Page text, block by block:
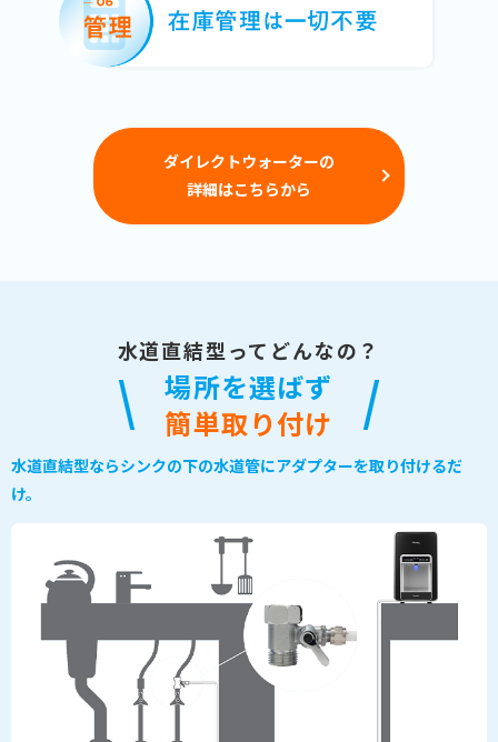
ダイレクトウォーターの
詳細はこちらから
水道直結型ってどんなの？
場所を選ばず
簡単取り付け
水道直結型ならシンクの下の水道管にアダプターを取り付けるだ
け。